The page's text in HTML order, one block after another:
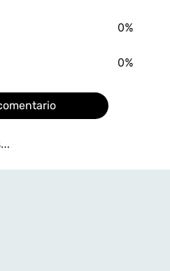
0%
0%
de 1 a 5 estrellas